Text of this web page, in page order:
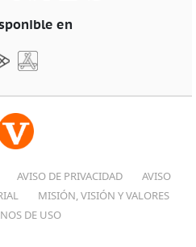
en
AVISO DE PRIVACIDAD
AVISO
MISIÓN, VISIÓN Y VALORES
DE USO